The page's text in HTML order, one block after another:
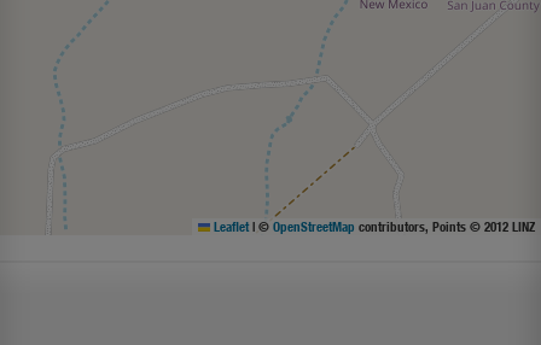
Leaflet | © OpenStreetMap contributors, Points © 2012 LINZ